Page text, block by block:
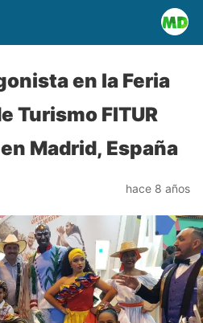
en la Feria
Turismo FITUR
Madrid, España
hace 8 años